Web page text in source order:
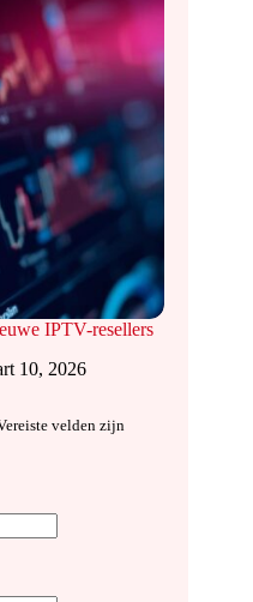
IPTV-resellers
10, 2026
velden zijn